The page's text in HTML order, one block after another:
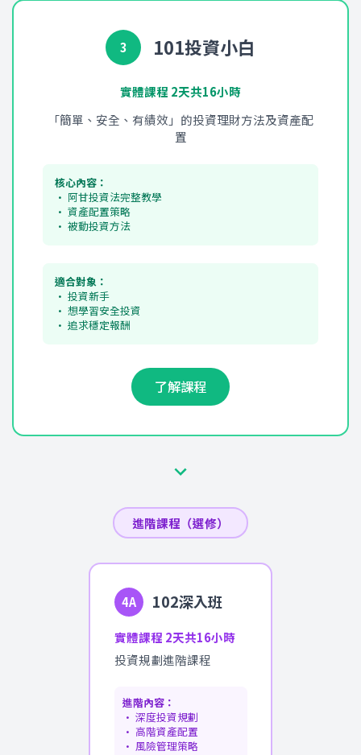
3 101投資小白
實體課程 2天共16小時
「簡單、安全、有績效」的投資理財方法及資產配
置
核心內容：
• 阿甘投資法完整教學
• 資產配置策略
• 被動投資方法
適合對象：
• 投資新手
• 想學習安全投資
• 追求穩定報酬
了解課程
進階課程（選修）
4A 102深入班
實體課程 2天共16小時
投資規劃進階課程
進階內容：
• 深度投資規劃
• 高階資產配置
• 風險管理策略